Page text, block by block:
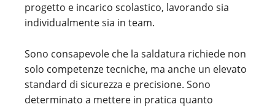
progetto e incarico scolastico, lavorando sia
individualmente sia in team.
Sono consapevole che la saldatura richiede non
solo competenze tecniche, ma anche un elevato
standard di sicurezza e precisione. Sono
determinato a mettere in pratica quanto